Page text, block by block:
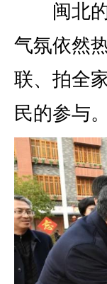
闽北的
气氛依然
联、拍全
民的参与。